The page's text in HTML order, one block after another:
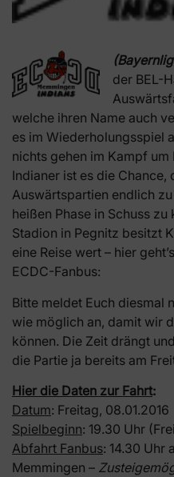
der BEL-
welche ihren Name auch
es im Wiederholungsspiel
nichts gehen im Kampf um
Indianer ist es die Chance,
Auswärtspartien endlich
heißen Phase in Schuss zu
Stadion in Pegnitz besitzt
eine Reise wert – hier
ECDC-Fanbus:
Bitte meldet Euch diesmal
wie möglich an, damit wir
können. Die Zeit drängt
die Partie ja bereits am
Hier die Daten zur Fahrt:
Datum: Freitag, 08.01.2016
Spielbeginn: 19.30 Uhr
Abfahrt Fanbus: 14.30 Uhr
Memmingen –